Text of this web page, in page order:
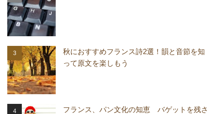
秋におすすめフランス詩2選！韻と音節を知
って原文を楽しもう
フランス、パン文化の知恵 バゲットを残さ